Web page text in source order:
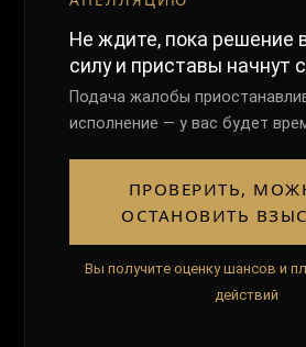
Не ждите, пока решение
силу и приставы начнут
Подача жалобы
исполнение — у вас будет
ПРОВЕРИТЬ,
ОСТАНОВИТЬ
Вы получите оценку шансов и
действий